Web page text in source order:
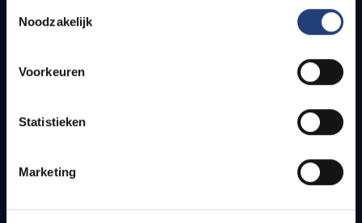
Noodzakelijk
Voorkeuren
Statistieken
Marketing
Quick links
How to get to the VUB campuses